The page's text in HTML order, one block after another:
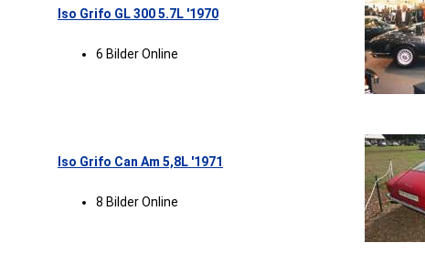
Iso Grifo GL 300 5.7L '1970
6 Bilder Online
Iso Grifo Can Am 5,8L '1971
8 Bilder Online